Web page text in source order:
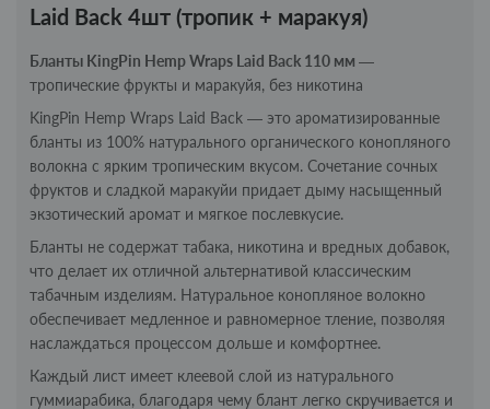
Laid Back 4шт (тропик + маракуя)
Бланты KingPin Hemp Wraps Laid Back 110 мм —
тропические фрукты и маракуйя, без никотина
KingPin Hemp Wraps Laid Back — это ароматизированные
бланты из 100% натурального органического конопляного
волокна с ярким тропическим вкусом. Сочетание сочных
фруктов и сладкой маракуйи придает дыму насыщенный
экзотический аромат и мягкое послевкусие.
Бланты не содержат табака, никотина и вредных добавок,
что делает их отличной альтернативой классическим
табачным изделиям. Натуральное конопляное волокно
обеспечивает медленное и равномерное тление, позволяя
наслаждаться процессом дольше и комфортнее.
Каждый лист имеет клеевой слой из натурального
гуммиарабика, благодаря чему блант легко скручивается и